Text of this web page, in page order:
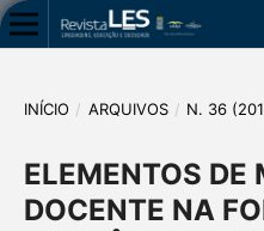
INÍCIO / ARQUIVOS / N. 36
ELEMENTOS DE
DOCENTE NA